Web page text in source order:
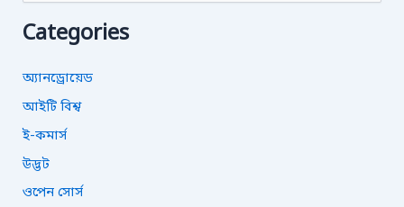
r
f
o
:
Categories
অ্যানড্রোয়েড
আইটি বিশ্ব
ই-কমার্স
উদ্ভট
ওপেন সোর্স